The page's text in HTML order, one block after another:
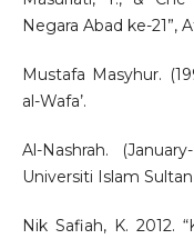
Negara Abad ke-21”,
Mustafa Masyhur.
al-Wafa’.
Al-Nashrah.
Universiti Islam Sultan
Nik Safiah, K. 2012.